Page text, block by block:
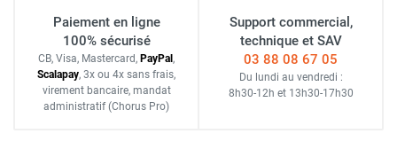
Paiement en ligne
100% sécurisé
CB, Visa, Mastercard, PayPal ,
Scalapay, 3x ou 4x sans frais,
virement bancaire, mandat
administratif (Chorus Pro)
Support commercial,
technique et SAV
03 88 08 67 05
Du lundi au vendredi :
8h30-12h et 13h30-17h30